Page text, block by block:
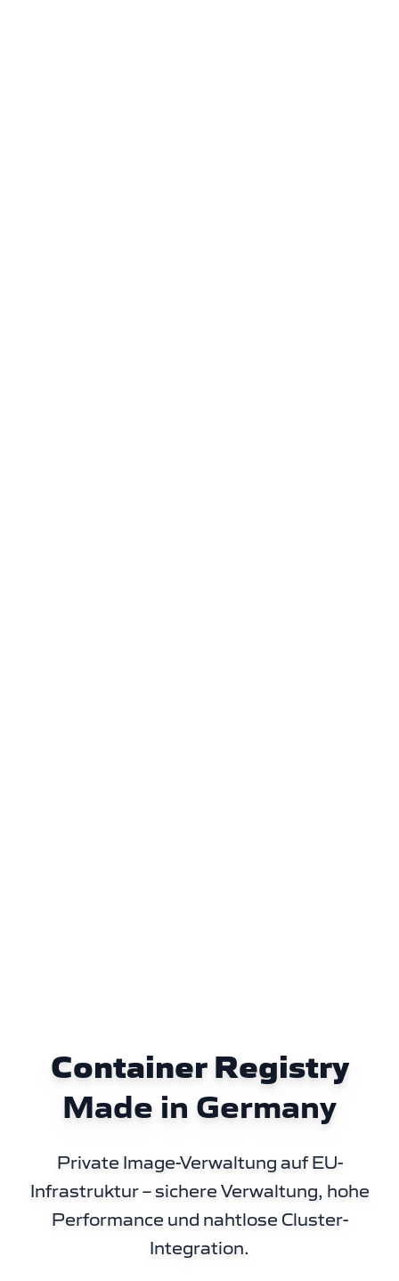
Container Registry
Made in Germany
Private Image-Verwaltung auf EU-
Infrastruktur – sichere Verwaltung, hohe
Performance und nahtlose Cluster-
Integration.